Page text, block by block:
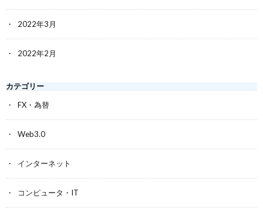
2022年3月
2022年2月
カテゴリー
FX・為替
Web3.0
インターネット
コンピュータ・IT